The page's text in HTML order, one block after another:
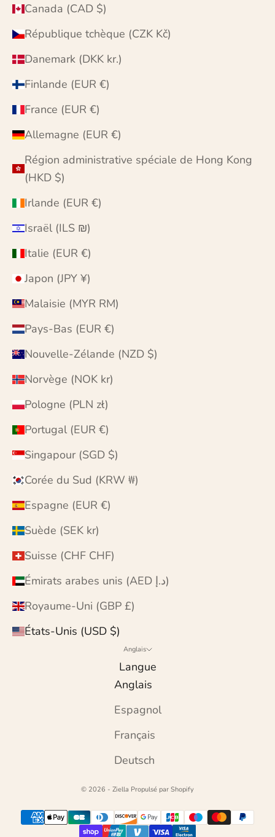
Canada (CAD $)
République tchèque (CZK Kč)
Danemark (DKK kr.)
Finlande (EUR €)
France (EUR €)
Allemagne (EUR €)
Région administrative spéciale de Hong Kong
(HKD $)
Irlande (EUR €)
Israël (ILS ₪)
Italie (EUR €)
Japon (JPY ¥)
Malaisie (MYR RM)
Pays-Bas (EUR €)
Nouvelle-Zélande (NZD $)
Norvège (NOK kr)
Pologne (PLN zł)
Portugal (EUR €)
Singapour (SGD $)
Corée du Sud (KRW ₩)
Espagne (EUR €)
Suède (SEK kr)
Suisse (CHF CHF)
Émirats arabes unis (AED د.إ)
Royaume-Uni (GBP £)
États-Unis (USD $)
Anglais
Langue
Anglais
Espagnol
Français
Deutsch
© 2026 - Ziella Propulsé par Shopify